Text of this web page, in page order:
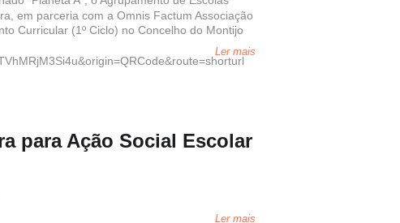
Curricular (1º Ciclo) no Concelho do Montijo
em parceria com a Omnis Factum Associação
Ler mais
para Ação Social Escolar
Ler mais